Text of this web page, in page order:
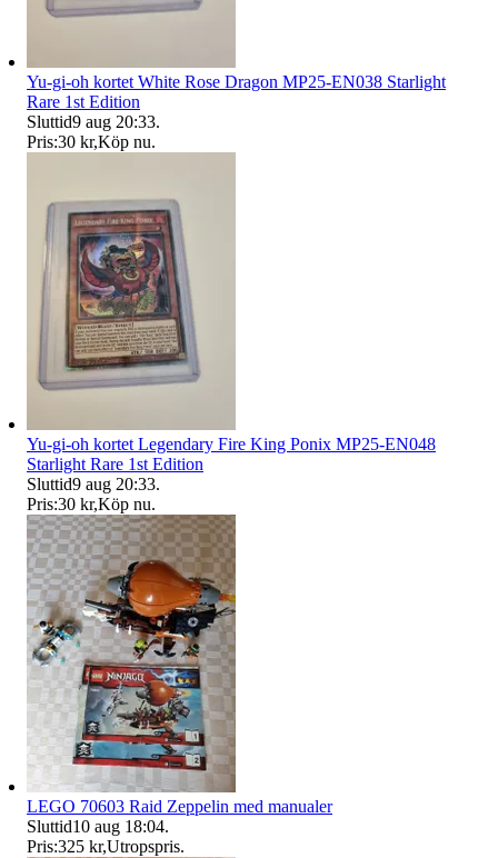
Yu-gi-oh kortet White Rose Dragon MP25-EN038 Starlight
Rare 1st Edition
Sluttid9 aug 20:33.
Pris:30 kr,Köp nu.
Yu-gi-oh kortet Legendary Fire King Ponix MP25-EN048
Starlight Rare 1st Edition
Sluttid9 aug 20:33.
Pris:30 kr,Köp nu.
LEGO 70603 Raid Zeppelin med manualer
Sluttid10 aug 18:04.
Pris:325 kr,Utropspris.